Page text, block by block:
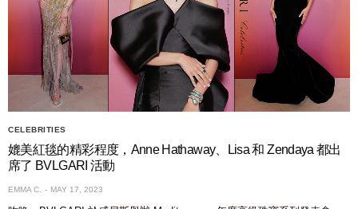
CELEBRITIES
媲美紅毯的精彩程度，Anne Hathaway、Lisa 和 Zendaya 都出
席了 BVLGARI 活動
EMMA C. MAY 17, 2023